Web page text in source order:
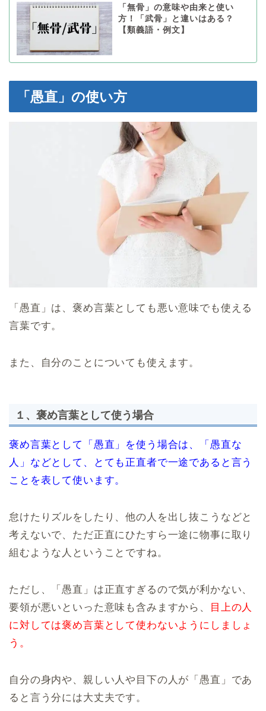
「無骨」の意味や由来と使い
方！「武骨」と違いはある？
【類義語・例文】
「愚直」の使い方
「愚直」は、褒め言葉としても悪い意味でも使える
言葉です。
また、自分のことについても使えます。
１、褒め言葉として使う場合
褒め言葉として「愚直」を使う場合は、「愚直な
人」などとして、とても正直者で一途であると言う
ことを表して使います。
怠けたりズルをしたり、他の人を出し抜こうなどと
考えないで、ただ正直にひたすら一途に物事に取り
組むような人ということですね。
ただし、「愚直」は正直すぎるので気が利かない、
要領が悪いといった意味も含みますから、
目上の人
に対しては褒め言葉として使わないようにしましょ
う。
自分の身内や、親しい人や目下の人が「愚直」であ
ると言う分には大丈夫です。